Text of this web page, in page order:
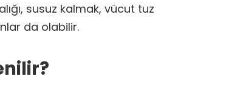
susuz kalmak, vücut tuz
da olabilir.